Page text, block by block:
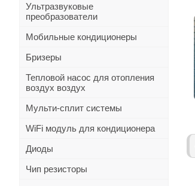
Ультразвуковые
преобразователи
Мобильные кондиционеры
Бризеры
Тепловой насос для отопления
воздух воздух
Мульти-сплит системы
WiFi модуль для кондиционера
Диоды
Чип резисторы